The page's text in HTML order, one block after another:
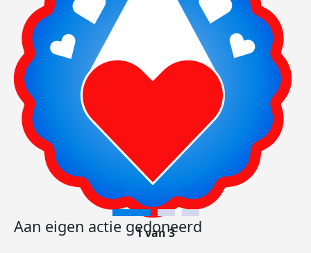
Aan eigen actie gedoneerd
1 van 3